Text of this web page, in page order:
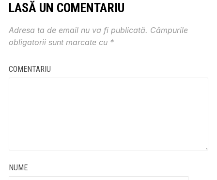
LASĂ UN COMENTARIU
Adresa ta de email nu va fi publicată. Câmpurile
obligatorii sunt marcate cu *
COMENTARIU
NUME